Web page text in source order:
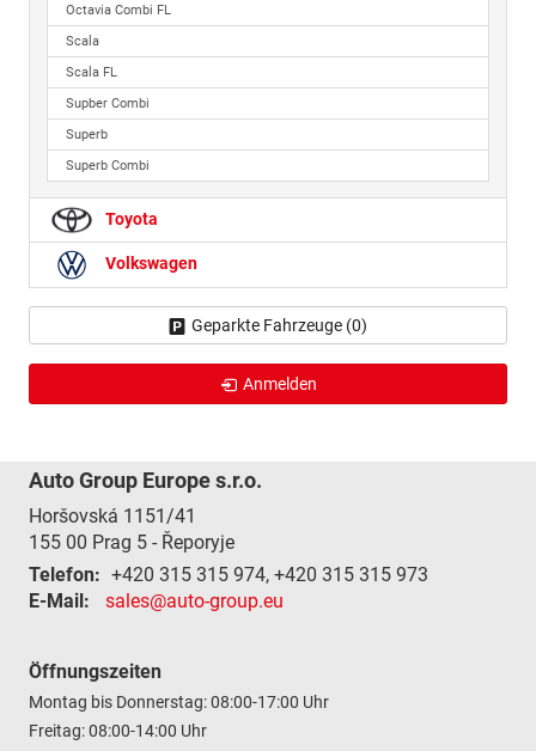
Octavia Combi FL
Scala
Scala FL
Supber Combi
Superb
Superb Combi
Toyota
Volkswagen
Geparkte Fahrzeuge (0)
Anmelden
Auto Group Europe s.r.o.
Horšovská 1151/41
155 00 Prag 5 - Řeporyje
Telefon: +420 315 315 974, +420 315 315 973
E-Mail:
sales@auto-group.eu
Öffnungszeiten
Montag bis Donnerstag: 08:00-17:00 Uhr
Freitag: 08:00-14:00 Uhr